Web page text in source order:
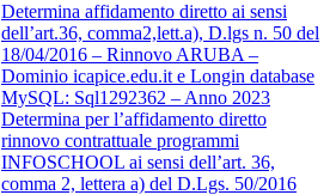
Determina affidamento diretto ai sensi
dell’art.36, comma2,lett.a), D.lgs n. 50 del
18/04/2016 – Rinnovo ARUBA –
Dominio icapice.edu.it e Longin database
MySQL: Sql1292362 – Anno 2023
Determina per l’affidamento diretto
rinnovo contrattuale programmi
INFOSCHOOL ai sensi dell’art. 36,
comma 2, lettera a) del D.Lgs. 50/2016